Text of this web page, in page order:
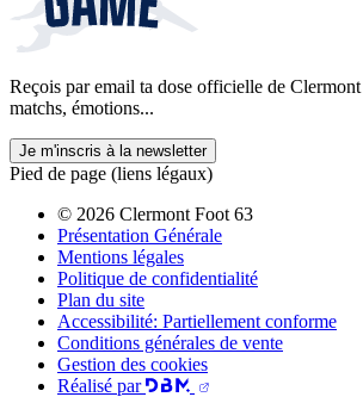
Reçois par email ta dose officielle de
matchs, émotions...
Je m'inscris à la newsletter
Pied de page (liens légaux)
© 2026 Clermont Foot 63
Présentation Générale
Mentions légales
Politique de confidentialité
Plan du site
Accessibilité: Partiellement conforme
Conditions générales de vente
Gestion des cookies
Réalisé par